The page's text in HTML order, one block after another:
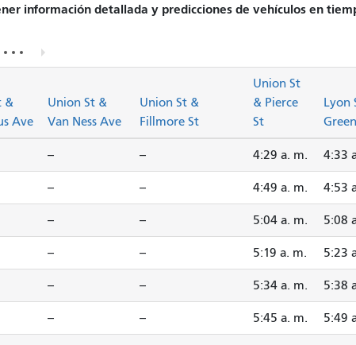
información detallada y predicciones de vehículos en
&
Ave
Union St &
Van Ness Ave
Union St &
Fillmore St
Union St
& Pierce
St
Lyon
-- -- 4:29 a. m. 4:33
-- -- 4:49 a. m. 4:53
-- -- 5:04 a. m. 5:08
-- -- 5:19 a. m. 5:23
-- -- 5:34 a. m. 5:38
-- -- 5:45 a. m. 5:49